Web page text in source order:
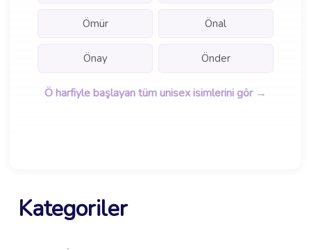
Ömür Önal
Önay Önder
Ö harfiyle başlayan tüm unisex isimlerini gör →
Kategoriler